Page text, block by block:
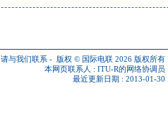
请与我们联系 - 版权 © 国际电联 2026 版权所有
本网页联系人 : ITU-R的网络协调员
最近更新日期 : 2013-01-30